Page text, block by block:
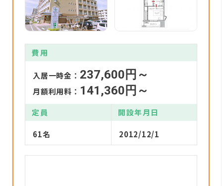
費用
入居一時金： 237,600円～
月額利用料： 141,360円～
定員 開設年月日
61名 2012/12/1